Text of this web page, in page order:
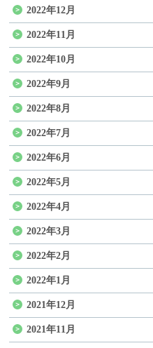
2022年12月
2022年11月
2022年10月
2022年9月
2022年8月
2022年7月
2022年6月
2022年5月
2022年4月
2022年3月
2022年2月
2022年1月
2021年12月
2021年11月